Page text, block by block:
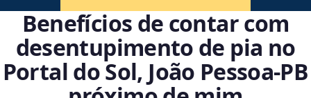
Benefícios de contar com
desentupimento de pia no
Portal do Sol, João Pessoa‑PB